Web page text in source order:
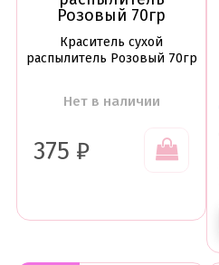
Краситель сухой
распылитель Розовый 70гр
Нет в наличии
375 ₽